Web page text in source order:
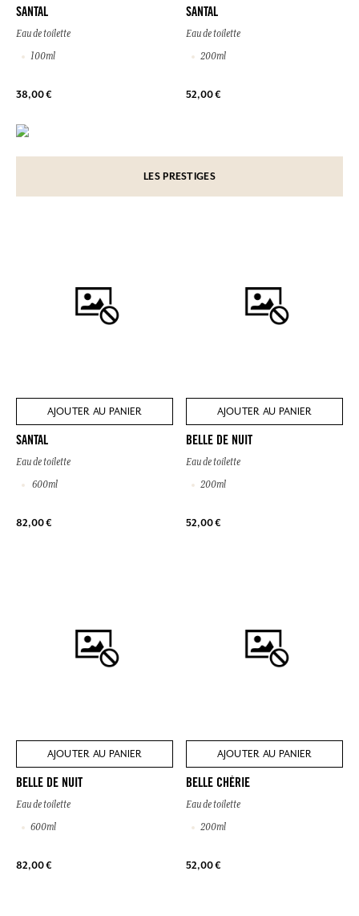
SANTAL
Eau de toilette
100ml
38,00 €
SANTAL
Eau de toilette
200ml
52,00 €
AJOUTER AU PANIER
SANTAL
Eau de toilette
600ml
82,00 €
AJOUTER AU PANIER
BELLE DE NUIT
Eau de toilette
200ml
52,00 €
AJOUTER AU PANIER
BELLE DE NUIT
Eau de toilette
600ml
82,00 €
AJOUTER AU PANIER
BELLE CHÉRIE
Eau de toilette
200ml
52,00 €
LES PRESTIGES